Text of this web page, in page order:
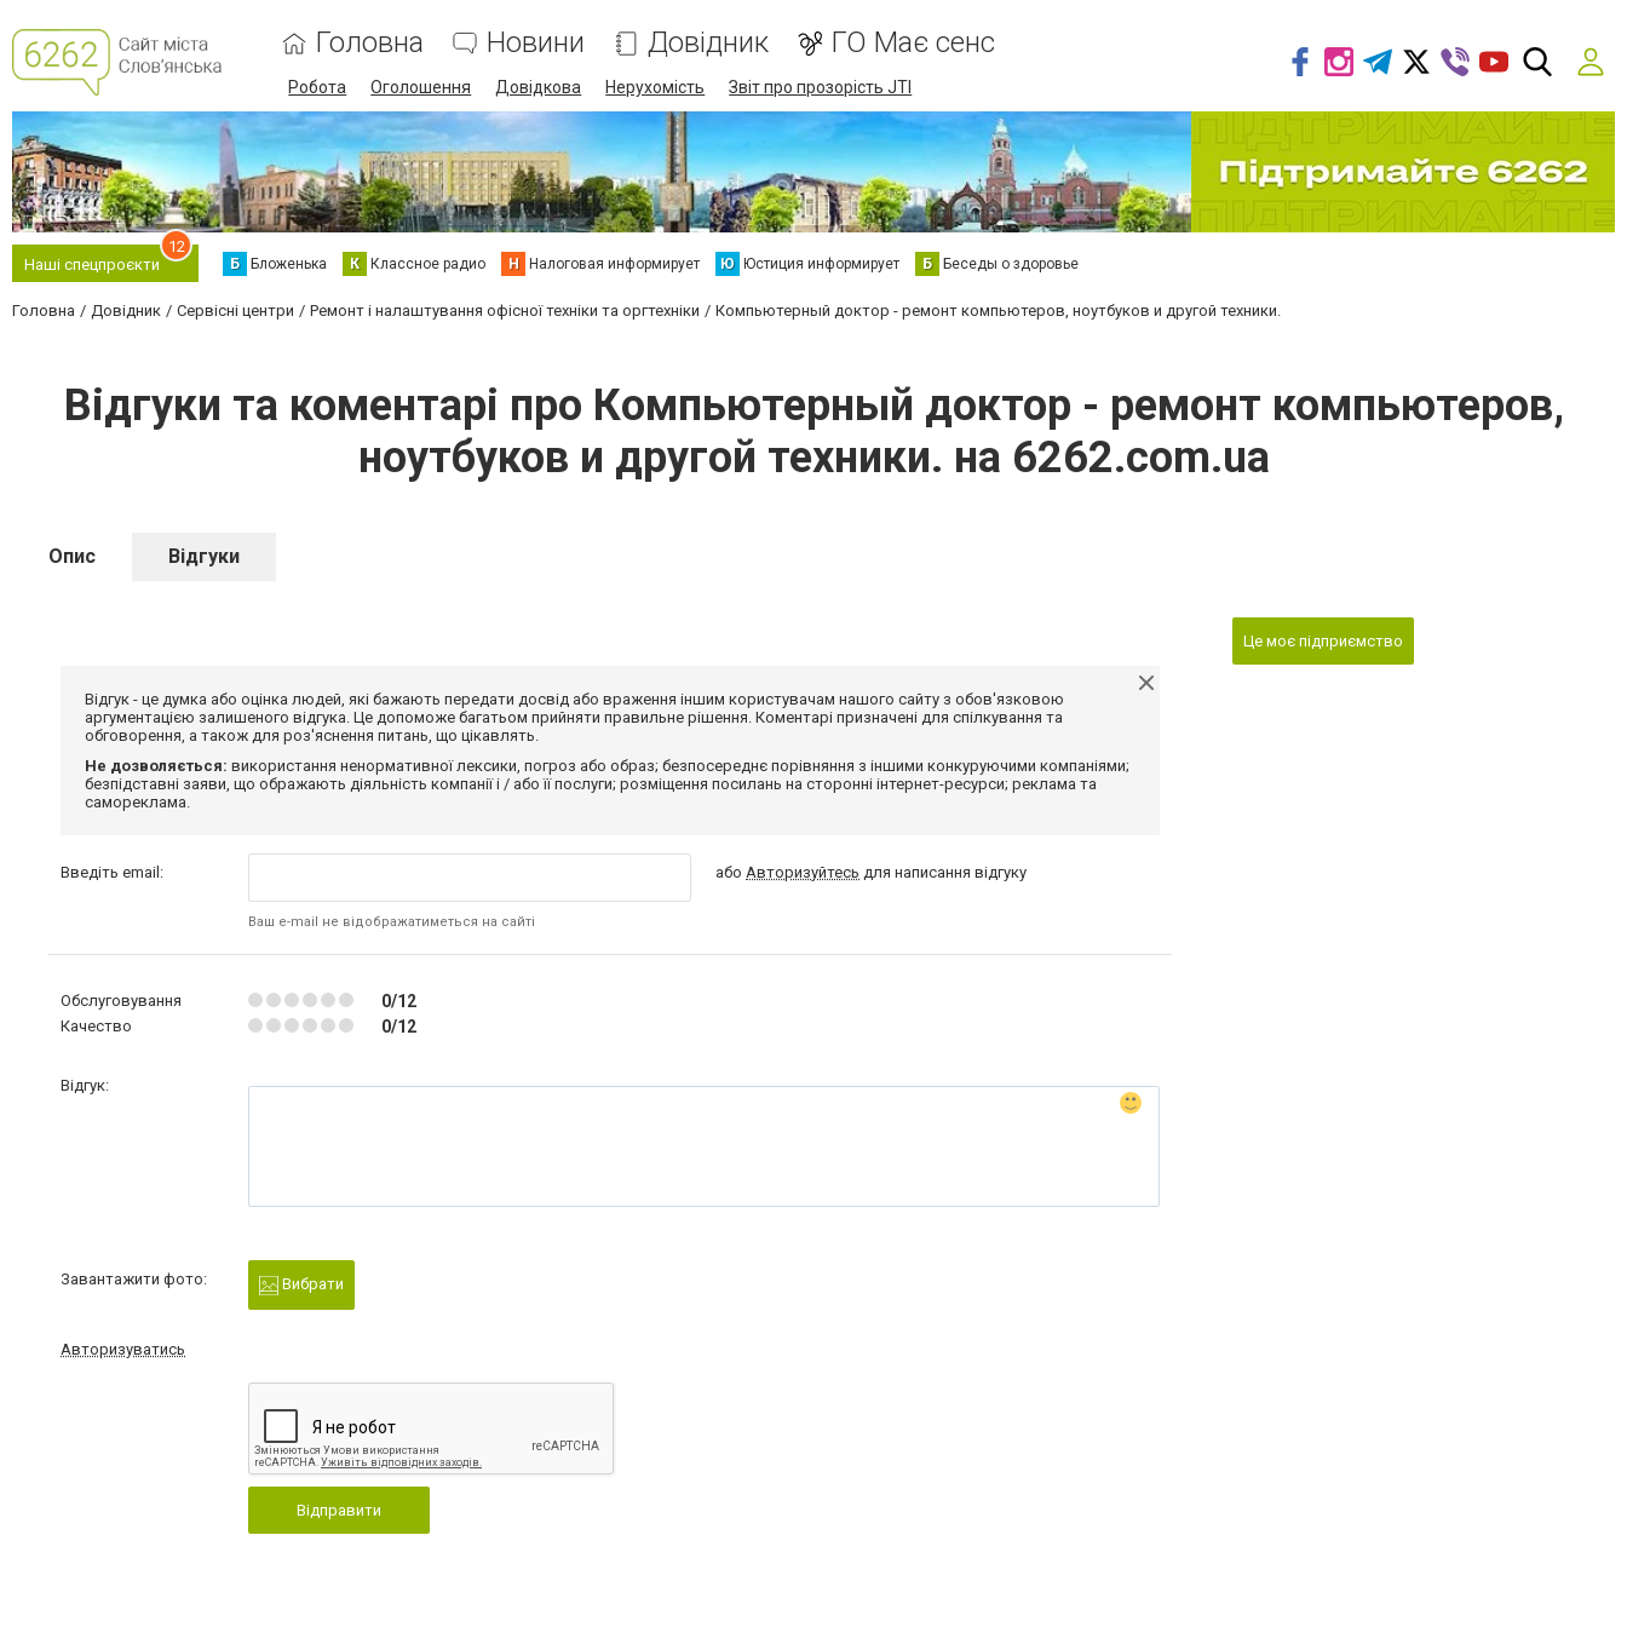
Головна Новини Довідник ГО Має сенс
Робота Оголошення Довідкова Нерухомість Звіт про прозорість JTI
Наші спецпроєкти
12
Б Бложенька К Классное радио Н Налоговая информирует Ю Юстиция информирует Б Беседы о здоровье
Головна Довідник Сервісні центри Ремонт і налаштування офісної техніки та оргтехніки Компьютерный доктор - ремонт компьютеров, ноутбуков и другой техники.
Відгуки та коментарі про Компьютерный доктор - ремонт компьютеров,
ноутбуков и другой техники. на 6262.com.ua
Опис Відгуки
Відгук - це думка або оцінка людей, які бажають передати досвід або враження іншим користувачам нашого сайту з обов'язковою
аргументацією залишеного відгука. Це допоможе багатьом прийняти правильне рішення. Коментарі призначені для спілкування та
обговорення, а також для роз'яснення питань, що цікавлять.
Не дозволяється: використання ненормативної лексики, погроз або образ; безпосереднє порівняння з іншими конкуруючими компаніями;
безпідставні заяви, що ображають діяльність компанії і / або її послуги; розміщення посилань на сторонні інтернет-ресурси; реклама та
самореклама.
Введіть email:
Ваш e-mail не відображатиметься на сайті
абоАвторизуйтесь для написання відгуку
Обслуговування 0/12
Качество 0/12
Відгук:
Завантажити фото: Вибрати
Авторизуватись
Відправити
Це моє підприємство